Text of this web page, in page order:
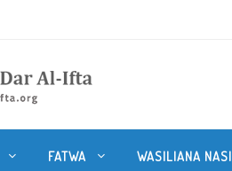
FATWA WASILIANA NASI